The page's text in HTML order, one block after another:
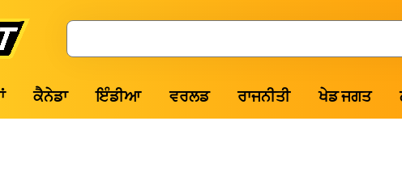
Search
ਕੈਨੇਡਾ ਇੰਡੀਆ ਵਰਲਡ ਰਾਜਨੀਤੀ ਖੇਡ ਜਗਤ